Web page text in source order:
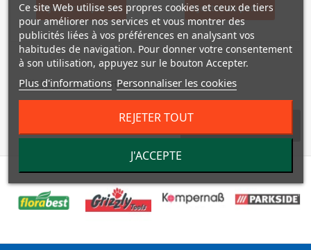
Ajouter au panier Ajouter au panier
Affichage 1-2 de 2 article(s)
Ce site Web utilise ses propres cookies et ceux de tiers
pour améliorer nos services et vous montrer des
publicités liées à vos préférences en analysant vos
habitudes de navigation. Pour donner votre consentement
à son utilisation, appuyez sur le bouton Accepter.
Plus d'informations Personnaliser les cookies
REJETER TOUT
J'ACCEPTE